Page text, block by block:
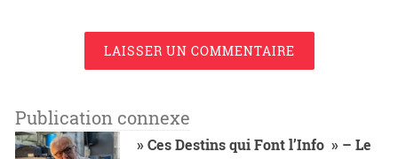
LAISSER UN COMMENTAIRE
Publication connexe
» Ces Destins qui Font l’Info » – Le